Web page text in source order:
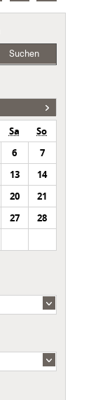
Suchen
Sa
So
6
7
13
14
20
21
27
28